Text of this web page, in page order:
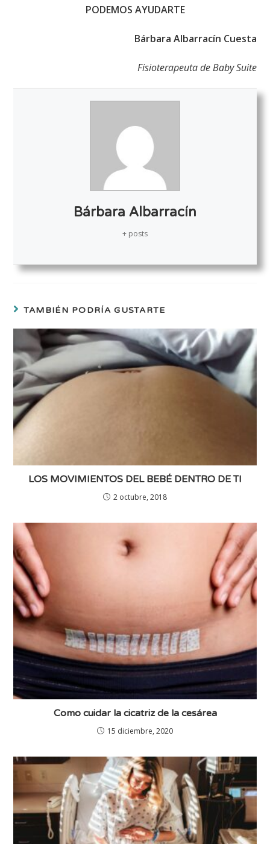
PODEMOS AYUDARTE
Bárbara Albarracín Cuesta
Fisioterapeuta de Baby Suite
Bárbara Albarracín
+ posts
TAMBIÉN PODRÍA GUSTARTE
LOS MOVIMIENTOS DEL BEBÉ DENTRO DE TI
2 octubre, 2018
Como cuidar la cicatriz de la cesárea
15 diciembre, 2020